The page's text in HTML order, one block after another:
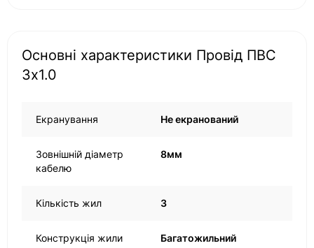
Основні характеристики Провід ПВС
3x1.0
Екранування Не екранований
Зовнішній діаметр
кабелю
8мм
Кількість жил 3
Конструкція жили Багатожильний